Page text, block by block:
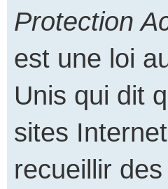
Protection
est une loi
Unis qui dit
sites
recueillir des